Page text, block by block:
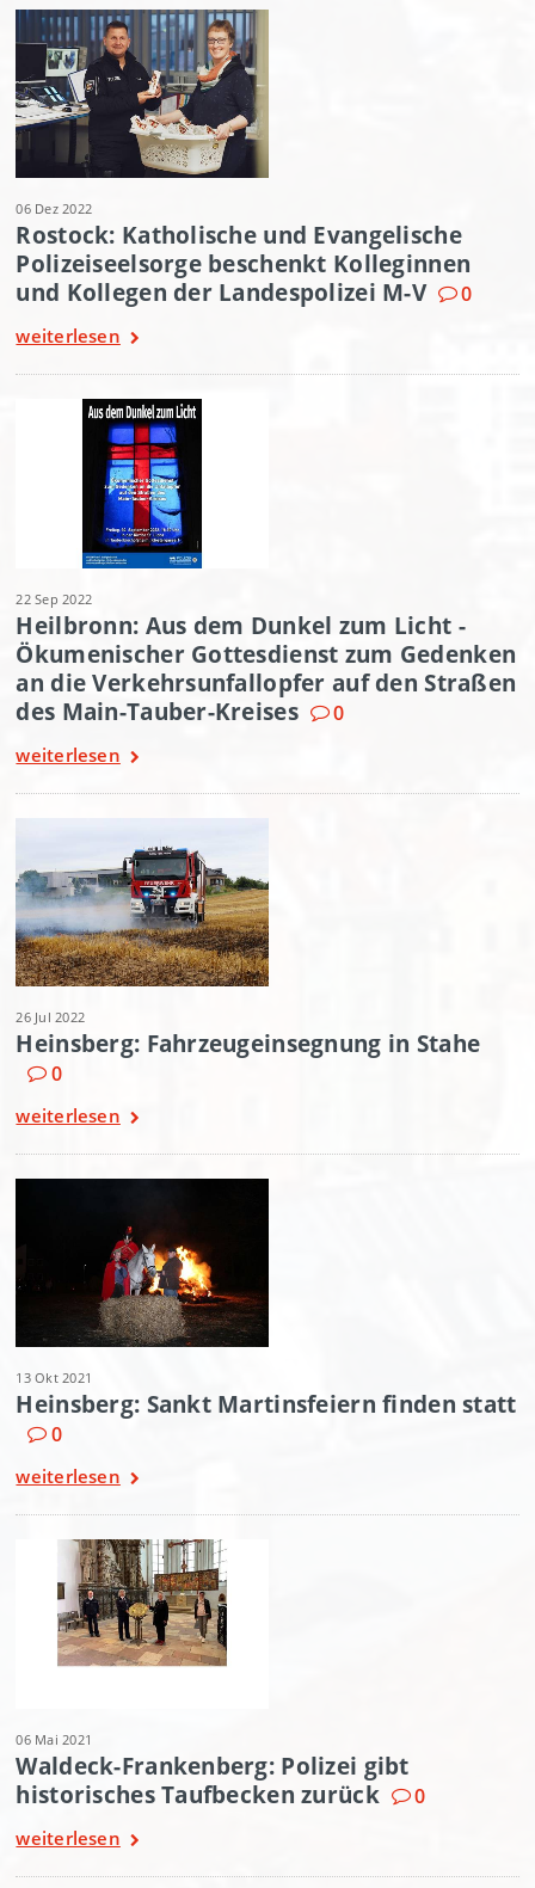
06 Dez 2022
Rostock: Katholische und Evangelische
Polizeiseelsorge beschenkt Kolleginnen
und Kollegen der Landespolizei M-V
0
weiterlesen
22 Sep 2022
Heilbronn: Aus dem Dunkel zum Licht -
Ökumenischer Gottesdienst zum Gedenken
an die Verkehrsunfallopfer auf den Straßen
des Main-Tauber-Kreises
0
weiterlesen
26 Jul 2022
Heinsberg: Fahrzeugeinsegnung in Stahe
0
weiterlesen
13 Okt 2021
Heinsberg: Sankt Martinsfeiern finden statt
0
weiterlesen
06 Mai 2021
Waldeck-Frankenberg: Polizei gibt
historisches Taufbecken zurück
0
weiterlesen